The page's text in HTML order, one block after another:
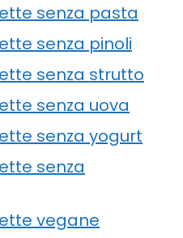
senza pasta
senza pinoli
senza strutto
senza uova
senza yogurt
senza
vegane